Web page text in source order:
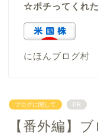
☆ポチってくれ
にほんブログ村
ブログに関して PR
【番外編】